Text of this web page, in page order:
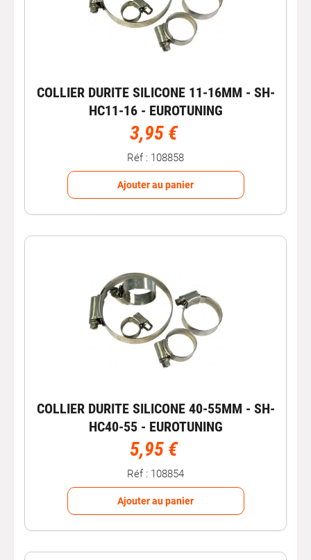
COLLIER DURITE SILICONE 11-16MM - SH-
HC11-16 - EUROTUNING
3,95 €
Réf : 108858
Ajouter au panier
COLLIER DURITE SILICONE 40-55MM - SH-
HC40-55 - EUROTUNING
5,95 €
Réf : 108854
Ajouter au panier